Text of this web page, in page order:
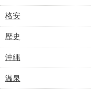
格安
歴史
沖縄
温泉